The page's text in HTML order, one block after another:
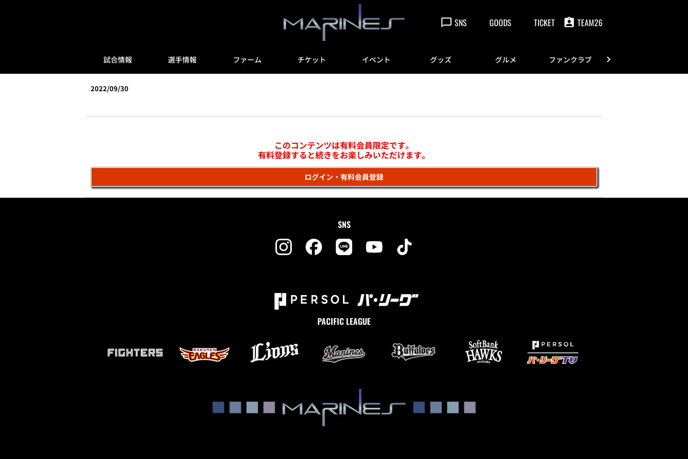
SNS GOODS TICKET TEAM26
試合情報 選手情報 ファーム チケット イベント グッズ グルメ ファンクラブ
2022/09/30
このコンテンツは有料会員限定です。
有料登録すると続きをお楽しみいただけます。
ログイン・有料会員登録
SNS
PACIFIC LEAGUE